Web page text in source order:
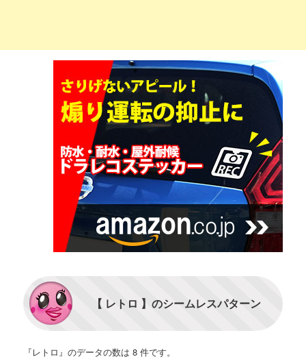
【 レトロ 】のシームレスパターン
『レトロ』のデータの数は 8 件です。